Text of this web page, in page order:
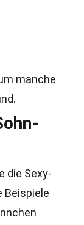
manche
die Sexy-
Beispiele